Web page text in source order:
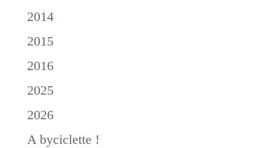
2014
2015
2016
2025
2026
A byciclette !